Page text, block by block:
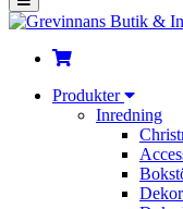
Produkter
Inredning